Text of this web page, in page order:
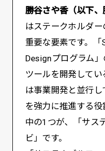
勝谷さや香（以下、
はステークホルダ
重要な要素です。
Designプログラム
ツールを開発して
は事業開発と並行
を強力に推進する
中の1つが、「サス
ビ」です。